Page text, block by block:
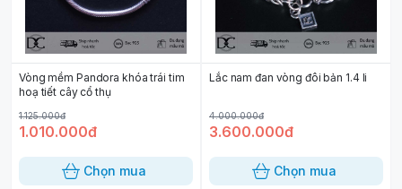
Vòng mềm Pandora khóa trái tim
hoạ tiết cây cổ thụ
1.125.000đ
1.010.000đ
Chọn mua
Lắc nam đan vòng đôi bản 1.4 li
4.000.000đ
3.600.000đ
Chọn mua